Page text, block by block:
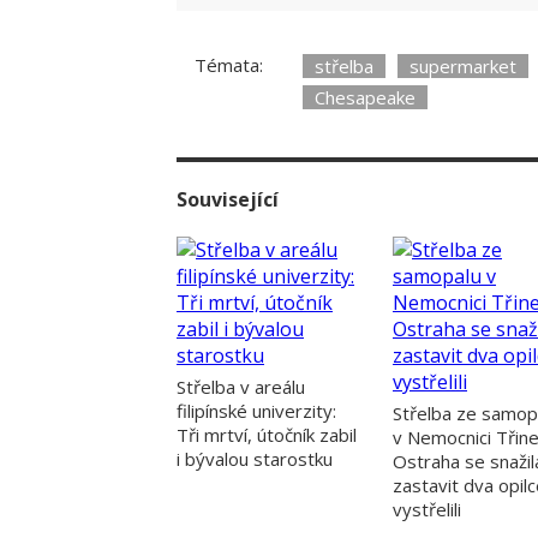
Témata: střelba supermarket
Chesapeake
Související
Střelba v areálu
filipínské univerzity:
Tři mrtví, útočník zabil
i bývalou starostku
Střelba ze
v Nemocnici
Ostraha se
zastavit dva
vystřelili